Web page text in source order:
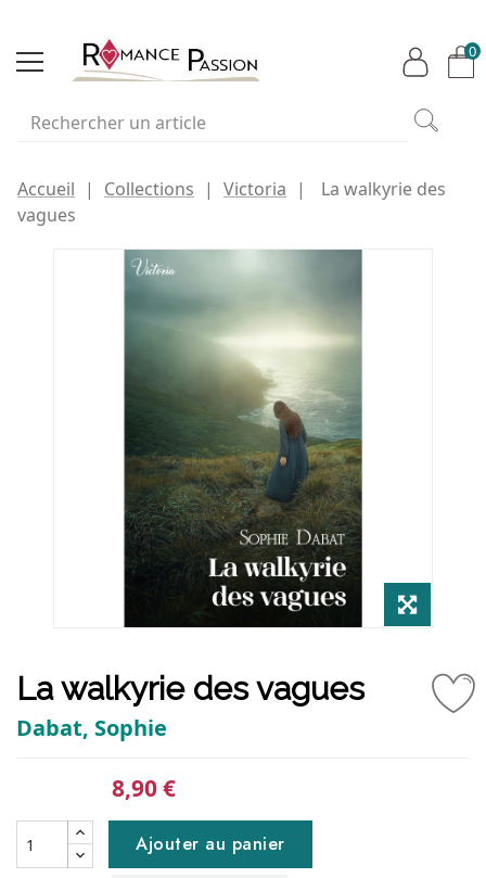
0
Accueil Collections Victoria
La walkyrie des
vagues
La walkyrie des vagues
Dabat, Sophie
8,90 €
Ajouter au panier